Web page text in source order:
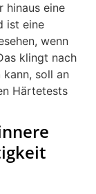
hinaus eine
ist eine
wenn
klingt nach
kann, soll an
Härtetests